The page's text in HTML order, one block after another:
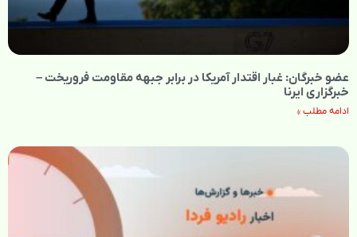
عضو خبرگان: غبار اقتدار آمریکا در برابر جبهه مقاومت فروریخت –
خبرگزاری ایرنا
ادامه مطلب »